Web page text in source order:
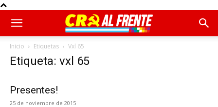
Inicio Etiquetas Vxl 65
Etiqueta: vxl 65
Presentes!
25 de noviembre de 2015